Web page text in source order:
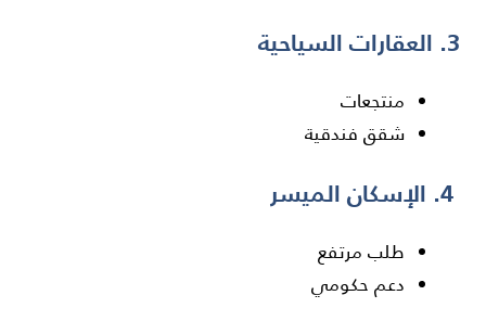
3. العقارات السياحية
منتجعات
شقق فندقية
طلب مرتفع
دعم حكومي